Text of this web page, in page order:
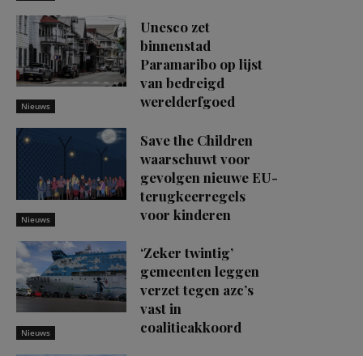
Nieuws
Unesco zet
binnenstad
Paramaribo op lijst
van bedreigd
werelderfgoed
Nieuws
Save the Children
waarschuwt voor
gevolgen nieuwe EU-
terugkeerregels
voor kinderen
Nieuws
‘Zeker twintig’
gemeenten leggen
verzet tegen azc’s
vast in
coalitieakkoord